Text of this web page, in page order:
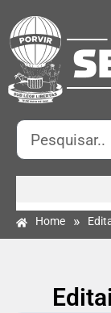
Home »